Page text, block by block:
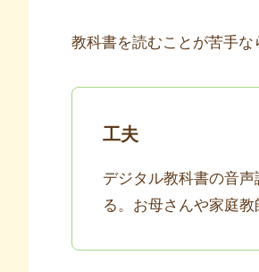
教科書を読むことが苦手な
工夫
デジタル教科書の音
る。お母さんや家庭